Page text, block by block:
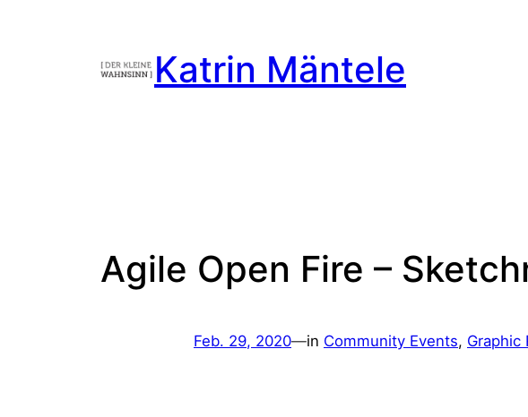
Katrin Mäntele
Agile Open Fire –
Feb. 29, 2020—in Community Events, Graphic